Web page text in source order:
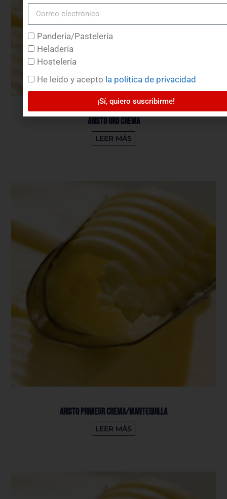
Aristo Oro Crema
LEER MÁS
Aristo Primeur Crema/Mantequilla
LEER MÁS
Pandería/Pastelería
Heladería
Hostelería
He leído y acepto la política de privacidad
¡Sí, quiero suscribirme!